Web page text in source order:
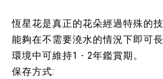
恆星花是真正的花朵經過特殊的
能夠在不需要澆水的情況下即可
環境中可維持1 - 2年鑑賞期。
保存方式: